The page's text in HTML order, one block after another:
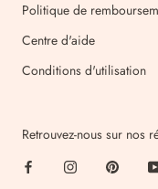
Politique de
Centre d'aide
Conditions d'utilisation
Retrouvez-nous sur nos